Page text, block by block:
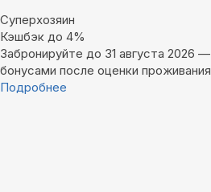
Суперхозяин
Кэшбэк до 4%
Забронируйте до 31 августа 2026
бонусами после оценки
Подробнее